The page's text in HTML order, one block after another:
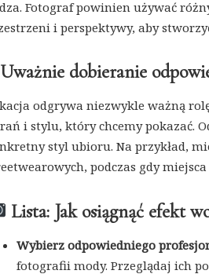
Fotograf powinien używać
i perspektywy, aby
dobieranie
odgrywa niezwykle ważną
i stylu, który chcemy pokazać.
styl ubioru. Na przykład,
podczas gdy
Lista: Jak osiągnąć efekt
Wybierz odpowiedniego
fotografii mody. Przeglądaj ich